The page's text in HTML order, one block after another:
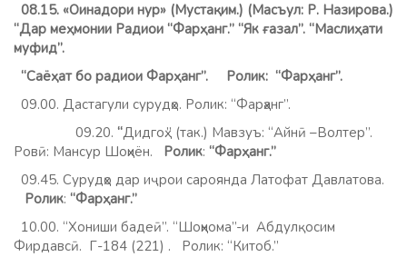
08.15. «Оинадори нур» (Мустақим.) (Масъул: Р. Назирова.)
“Дар меҳмонии Радиои “Фарҳанг.” “Як ғазал”. “Маслиҳати
муфид”.
“Саёҳат бо радиои Фарҳанг”.
Ролик: “Фарҳанг”.
09.00. Дастагули сурудҳо. Ролик: “Фарҳанг”.
09.20. “Дидгоҳ.” (так.) Мавзуъ: “Айнӣ –Волтер”.
Ровӣ: Мансур Шоҳиён. Ролик: “Фарҳанг.”
09.45. Сурудҳо дар иҷрои сароянда Латофат Давлатова.
Ролик: “Фарҳанг.”
10.00. “Хониши бадеӣ”. “Шоҳнома”-и Абдулқосим
Фирдавсӣ. Г-184 (221) . Ролик: “Китоб.”